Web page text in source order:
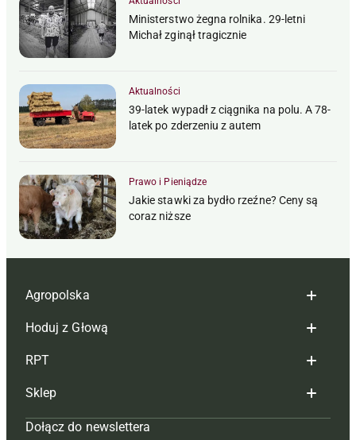
Ministerstwo żegna rolnika. 29-letni
Michał zginął tragicznie
Aktualności
39-latek wypadł z ciągnika na polu. A 78-
latek po zderzeniu z autem
Prawo i Pieniądze
Jakie stawki za bydło rzeźne? Ceny są
coraz niższe
Agropolska
Redakcja
Reklama
Tagi
Mapa serwisu
Hoduj z Głową
Hoduj z głową bydło
Hoduj z głową świnie
Prenumerata
RPT
Redakcja
Prenumerata
Sklep
Czasopisma i prenumerata
Dołącz do newslettera